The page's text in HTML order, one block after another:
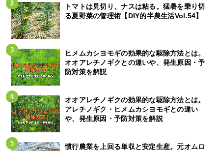
トマトは見切り、ナスは粘る。猛暑を乗り切
る夏野菜の管理術【DIY的半農生活Vol.54】
ヒメムカシヨモギの効果的な駆除方法とは。
オオアレチノギクとの違いや、発生原因・予
防対策を解説
オオアレチノギクの効果的な駆除方法とは。
アレチノギク・ヒメムカシヨモギとの違い
や、発生原因・予防対策を解説
慣行農業を上回る単収と安定生産。元オムロ